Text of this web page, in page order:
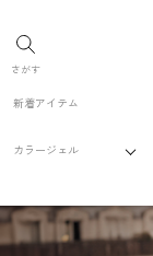
さがす
新着アイテム
カラージェル